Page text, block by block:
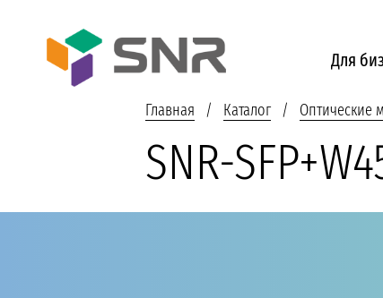
Для
Главная Каталог Оптические
SNR-